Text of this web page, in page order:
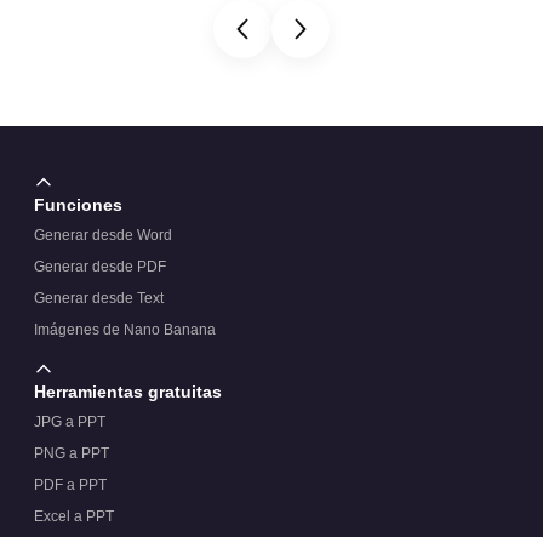
Funciones
Generar desde Word
Generar desde PDF
Generar desde Text
Imágenes de Nano Banana
Herramientas gratuitas
JPG a PPT
PNG a PPT
PDF a PPT
Excel a PPT